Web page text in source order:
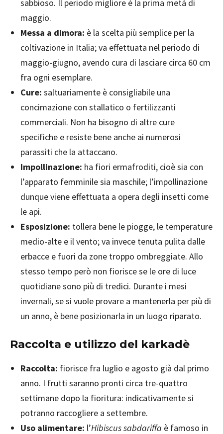
sabbioso. Il periodo migliore è la prima metà di
maggio.
Messa a dimora: è la scelta più semplice per la
coltivazione in Italia; va effettuata nel periodo di
maggio-giugno, avendo cura di lasciare circa 60 cm
fra ogni esemplare.
Cure: saltuariamente è consigliabile una
concimazione con stallatico o fertilizzanti
commerciali. Non ha bisogno di altre cure
specifiche e resiste bene anche ai numerosi
parassiti che la attaccano.
Impollinazione: ha fiori ermafroditi, cioè sia con
l’apparato femminile sia maschile; l’impollinazione
dunque viene effettuata a opera degli insetti come
le api.
Esposizione: tollera bene le piogge, le temperature
medio-alte e il vento; va invece tenuta pulita dalle
erbacce e fuori da zone troppo ombreggiate. Allo
stesso tempo però non fiorisce se le ore di luce
quotidiane sono più di tredici. Durante i mesi
invernali, se si vuole provare a mantenerla per più di
un anno, è bene posizionarla in un luogo riparato.
Raccolta e utilizzo del karkadè
Raccolta: fiorisce fra luglio e agosto già dal primo
anno. I frutti saranno pronti circa tre-quattro
settimane dopo la fioritura: indicativamente si
potranno raccogliere a settembre.
Uso alimentare: l’Hibiscus sabdariffa è famoso in